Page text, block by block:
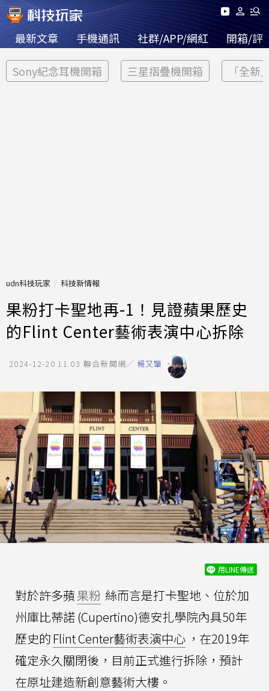
最新文章 手機通訊 社群/APP/網紅 開箱/評
Sony紀念耳機開箱 三星摺疊機開箱 「全新
udn科技玩家 科技新情報
果粉打卡聖地再-1！見證蘋果歷史
的Flint Center藝術表演中心拆除
2024-12-20 11:03 聯合新聞網／ 楊又肇
用LINE傳送
對於許多蘋果粉 絲而言是打卡聖地、位於加
州庫比蒂諾 (Cupertino)德安扎學院內具50年
歷史的Flint Center藝術表演中心 ，在2019年
確定永久關閉後，目前正式進行拆除，預計
在原址建造新創意藝術大樓。